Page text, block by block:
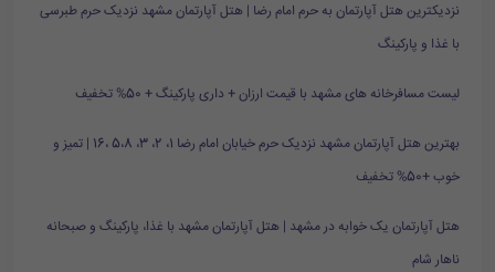
نزدیکترین هتل آپارتمان به حرم امام رضا | هتل آپارتمان مشهد نزدیک حرم طبرسی
با غذا و پارکینگ
لیست مسافرخانه های مشهد با قیمت ارزان + داری پارکینگ + 50% تخفیف
بهترین هتل آپارتمان مشهد نزدیک حرم خیابان امام رضا 1، 2، 3، 5،8 ،16 | تمیز و
خوب +50% تخفیف
هتل آپارتمان یک خوابه در مشهد | هتل آپارتمان مشهد با غذا، پارکینگ و صبحانه
ناهار شام